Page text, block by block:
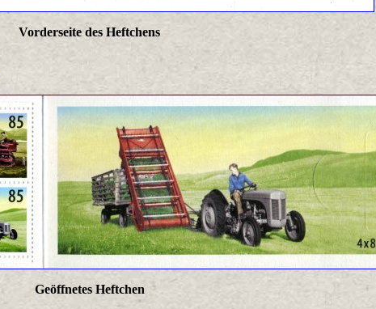
Vorderseite des Heftchens
Geöffnetes Heftchen